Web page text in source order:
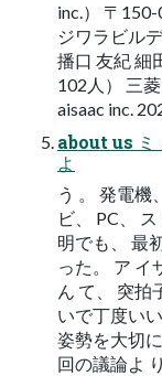
inc.） 〒
ジワラビル
播口 友紀 細
102人） 三
aisaac inc.
about us ミ
よ
う 。 発電機
ビ、 PC、
明でも、 最
った。 ア イ
ん て、 突拍
いで丁度い
姿勢を大切
回の議論よ